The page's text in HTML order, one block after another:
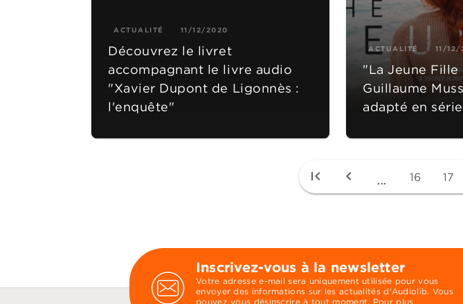
ACTUALITÉ 11/12/2020
Découvrez le livret
accompagnant le livre audio
"Xavier Dupont de Ligonnès :
l'enquête"
ACTUALITÉ 11/12/
"La Jeune
Guillaume
adapté en
first_page chevron_left ... 16 17
Inscrivez-vous à la newsletter
Votre adresse e-mail sera uniquement utilisée pour vous
envoyer des informations sur les actualités d'Audiolib. Vous
pouvez vous désinscrire à tout moment. Pour plus